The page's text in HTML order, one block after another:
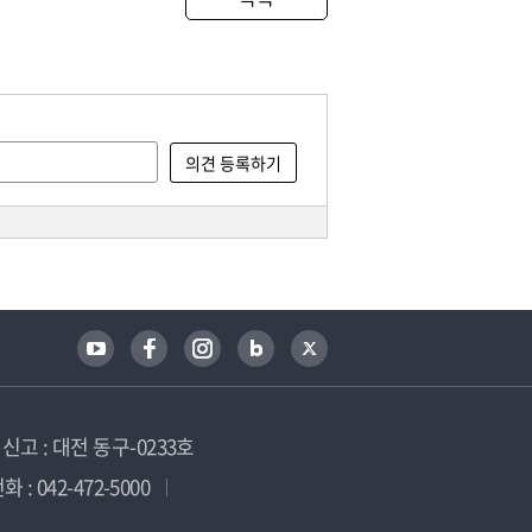
고 : 대전 동구-0233호
: 042-472-5000